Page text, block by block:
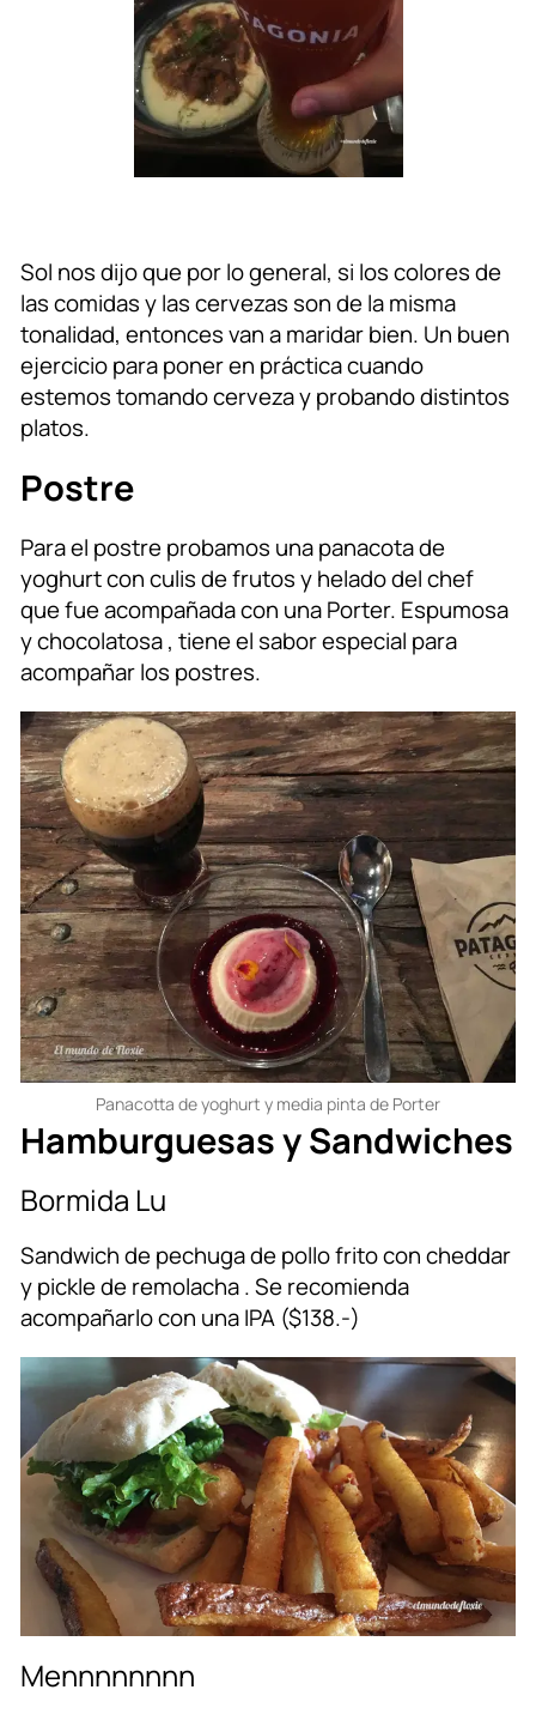
Sol nos dijo que por lo general, si los colores de
las comidas y las cervezas son de la misma
tonalidad, entonces van a maridar bien. Un buen
ejercicio para poner en práctica cuando
estemos tomando cerveza y probando distintos
platos.
Postre
Para el postre probamos una panacota de
yoghurt con culis de frutos y helado del chef
que fue acompañada con una Porter. Espumosa
y chocolatosa , tiene el sabor especial para
acompañar los postres.
Panacotta de yoghurt y media pinta de Porter
Hamburguesas y Sandwiches
Bormida Lu
Sandwich de pechuga de pollo frito con cheddar
y pickle de remolacha . Se recomienda
acompañarlo con una IPA ($138.-)
Mennnnnnnn